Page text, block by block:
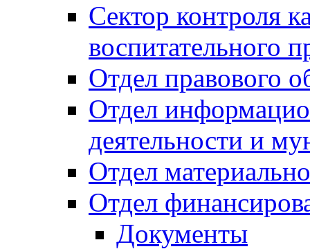
Сектор контроля
воспитательного
Отдел правового
Отдел
деятельности и
Отдел
Отдел
Документы